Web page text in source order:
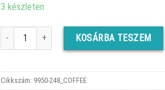
10980 Ft.
3 készleten
Női shopper válltáska elöl széles zsebbel,
KOSÁRBA TESZEM
Cikkszám: 9950-248_COFFEE